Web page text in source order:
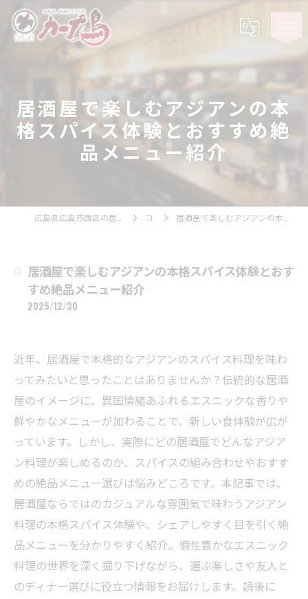
居酒屋で楽しむアジアンの本
格スパイス体験とおすすめ絶
品メニュー紹介
コラム 居酒屋で楽しむアジアンの本格スパイス体験とおすすめ絶品メニュー紹介
居酒屋で楽しむアジアンの本格スパイス体験とおす
すめ絶品メニュー紹介
2025/12/30
近年、居酒屋で本格的なアジアンのスパイス料理を味わ
ってみたいと思ったことはありませんか？伝統的な居酒
屋のイメージに、異国情緒あふれるエスニックな香りや
鮮やかなメニューが加わることで、新しい食体験が広が
っています。しかし、実際にどの居酒屋でどんなアジア
ン料理が楽しめるのか、スパイスの組み合わせやおすす
めの絶品メニュー選びは悩みどころです。本記事では、
居酒屋ならではのカジュアルな雰囲気で味わうアジアン
料理の本格スパイス体験や、シェアしやすく目を引く絶
品メニューを分かりやすく紹介。個性豊かなエスニック
料理の世界を深く掘り下げながら、選ぶ楽しさや友人と
のディナー選びに役立つ情報をお届けします。読後に